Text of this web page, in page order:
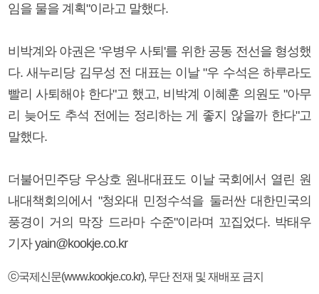
임을 물을 계획"이라고 말했다.
비박계와 야권은 '우병우 사퇴'를 위한 공동 전선을 형성했
다. 새누리당 김무성 전 대표는 이날 "우 수석은 하루라도
빨리 사퇴해야 한다"고 했고, 비박계 이혜훈 의원도 "아무
리 늦어도 추석 전에는 정리하는 게 좋지 않을까 한다"고
말했다.
더불어민주당 우상호 원내대표도 이날 국회에서 열린 원
내대책회의에서 "청와대 민정수석을 둘러싼 대한민국의
풍경이 거의 막장 드라마 수준"이라며 꼬집었다. 박태우
기자 yain@kookje.co.kr
ⓒ국제신문(www.kookje.co.kr), 무단 전재 및 재배포 금지